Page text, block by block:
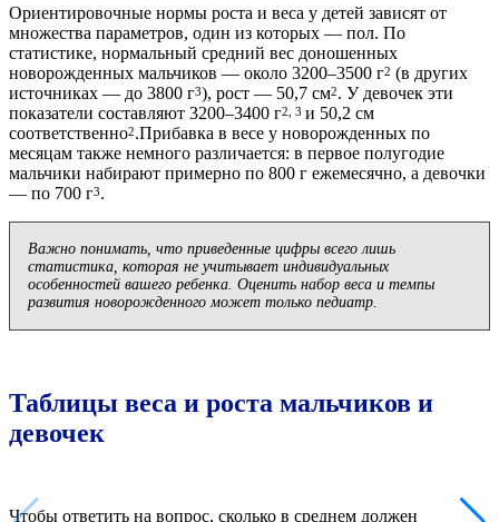
Ориентировочные нормы роста и веса у детей зависят от
множества параметров, один из которых — пол. По
статистике, нормальный средний вес доношенных
новорожденных мальчиков — около 3200–3500 г2 (в других
источниках — до 3800 г3), рост — 50,7 см2. У девочек эти
показатели составляют 3200–3400 г2, 3 и 50,2 см
соответственно2.Прибавка в весе у новорожденных по
месяцам также немного различается: в первое полугодие
мальчики набирают примерно по 800 г ежемесячно, а девочки
— по 700 г3.
Важно понимать, что приведенные цифры всего лишь
статистика, которая не учитывает индивидуальных
особенностей вашего ребенка. Оценить набор веса и темпы
развития новорожденного может только педиатр.
Таблицы веса и роста мальчиков и
девочек
Чтобы ответить на вопрос, сколько в среднем должен